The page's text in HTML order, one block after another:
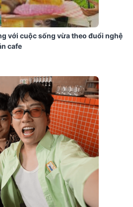
với cuộc sống vừa theo đuổi nghệ
cafe